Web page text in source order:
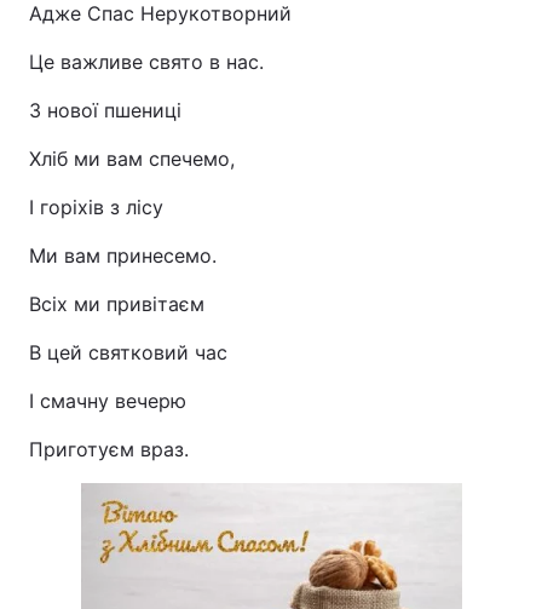
Адже Спас Нерукотворний
Це важливе свято в нас.
З нової пшениці
Хліб ми вам спечемо,
І горіхів з лісу
Ми вам принесемо.
Всіх ми привітаєм
В цей святковий час
І смачну вечерю
Приготуєм враз.